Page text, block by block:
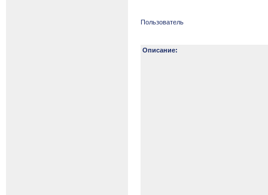
Пользователь
Описание: